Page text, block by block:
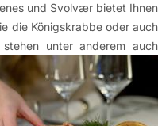
und Svolvær bietet Ihnen
die Königskrabbe oder auch
unter anderem auch